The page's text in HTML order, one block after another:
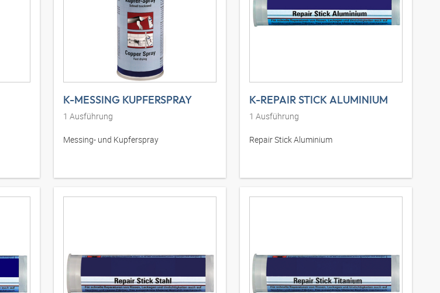
K-MESSING KUPFERSPRAY
1 Ausführung
Messing- und Kupferspray
K-REPAIR STICK ALUMINIUM
1 Ausführung
Repair Stick Aluminium